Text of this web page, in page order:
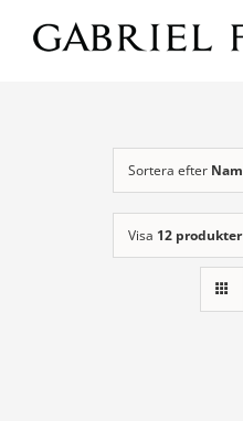
Sortera efter
Visa 12 produkter